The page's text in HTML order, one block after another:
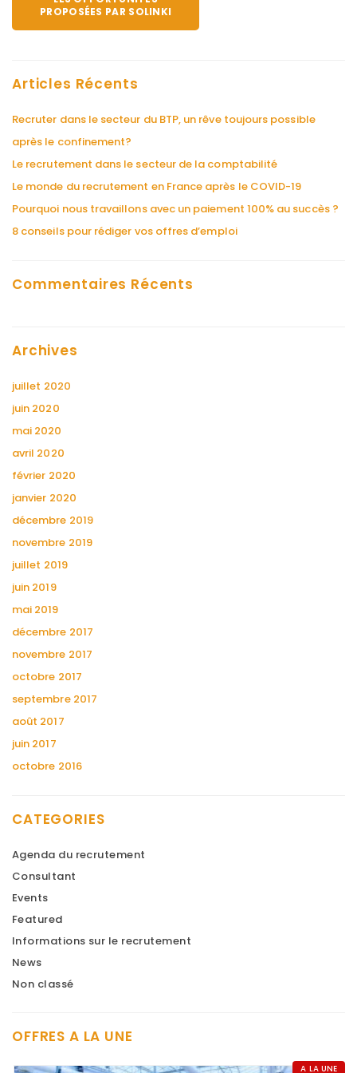
PROPOSÉES PAR SOLINKI
Articles Récents
Recruter dans le secteur du BTP, un rêve toujours possible
après le confinement?
Le recrutement dans le secteur de la comptabilité
Le monde du recrutement en France après le COVID-19
Pourquoi nous travaillons avec un paiement 100% au succès ?
8 conseils pour rédiger vos offres d’emploi
Commentaires Récents
Archives
juillet 2020
juin 2020
mai 2020
avril 2020
février 2020
janvier 2020
décembre 2019
novembre 2019
juillet 2019
juin 2019
mai 2019
décembre 2017
novembre 2017
octobre 2017
septembre 2017
août 2017
juin 2017
octobre 2016
CATEGORIES
Agenda du recrutement
Consultant
Events
Featured
Informations sur le recrutement
News
Non classé
OFFRES A LA UNE
A LA UNE
d'informations : https://t.co/n0Y4DiTiSK
9 years ago